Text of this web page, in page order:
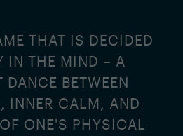
THAT IS DECIDED
IN THE MIND – A
DANCE BETWEEN
INNER CALM, AND
ONE'S PHYSICAL